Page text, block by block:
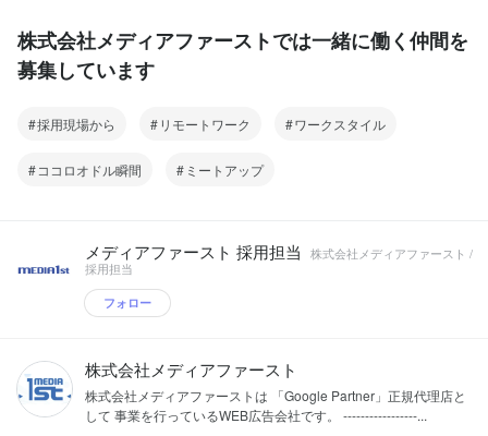
やしながら日々業務に取り組んでいま
す。 ◆広告事業 クライアントに代わって
用代行し、広告運用は、当社売上の9割
トとユーザーの双方にとって有益な、メ
（広告費の金額） Google AdWords、
Yahoo!プロモーション広告、Facebook
への勤務を経て、ビジネス塾に参加。ア
フィリエイトやメルマガアフィリエイト
などの広告で成果を上げて2014年2月、
(株)メディアファーストを設立。 インタ
株式会社メディアファーストでは一緒に働く仲間を
募集しています
採用現場から リモートワーク ワークスタイル
ココロオドル瞬間 ミートアップ
メディアファースト 採用担当
株式会社メディアファースト /
採用担当
フォロー
株式会社メディアファースト
株式会社メディアファーストは 「Google Partner」正規代理店と
して 事業を行っているWEB広告会社です。 -----------------...